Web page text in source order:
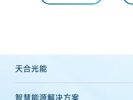
天合光能
智慧能源解决方案